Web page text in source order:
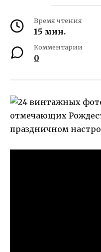
Время чтения
15 мин.
Комментарии
0